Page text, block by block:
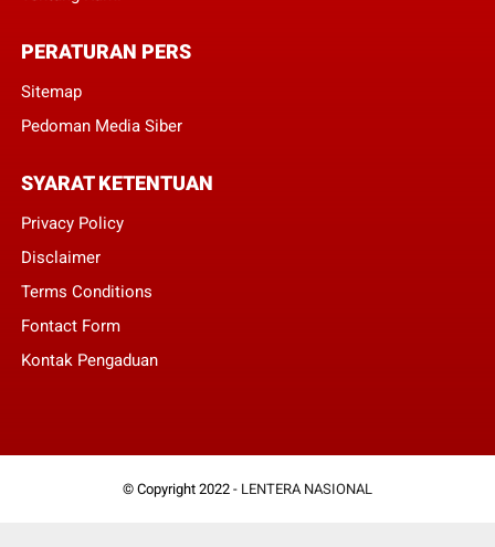
PERATURAN PERS
Sitemap
Pedoman Media Siber
SYARAT KETENTUAN
Privacy Policy
Disclaimer
Terms Conditions
Fontact Form
Kontak Pengaduan
© Copyright 2022 - LENTERA NASIONAL